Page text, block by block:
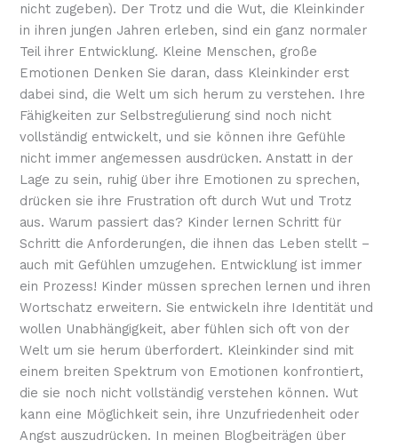
nicht zugeben). Der Trotz und die Wut, die Kleinkinder
in ihren jungen Jahren erleben, sind ein ganz normaler
Teil ihrer Entwicklung. Kleine Menschen, große
Emotionen Denken Sie daran, dass Kleinkinder erst
dabei sind, die Welt um sich herum zu verstehen. Ihre
Fähigkeiten zur Selbstregulierung sind noch nicht
vollständig entwickelt, und sie können ihre Gefühle
nicht immer angemessen ausdrücken. Anstatt in der
Lage zu sein, ruhig über ihre Emotionen zu sprechen,
drücken sie ihre Frustration oft durch Wut und Trotz
aus. Warum passiert das? Kinder lernen Schritt für
Schritt die Anforderungen, die ihnen das Leben stellt –
auch mit Gefühlen umzugehen. Entwicklung ist immer
ein Prozess! Kinder müssen sprechen lernen und ihren
Wortschatz erweitern. Sie entwickeln ihre Identität und
wollen Unabhängigkeit, aber fühlen sich oft von der
Welt um sie herum überfordert. Kleinkinder sind mit
einem breiten Spektrum von Emotionen konfrontiert,
die sie noch nicht vollständig verstehen können. Wut
kann eine Möglichkeit sein, ihre Unzufriedenheit oder
Angst auszudrücken. In meinen Blogbeiträgen über